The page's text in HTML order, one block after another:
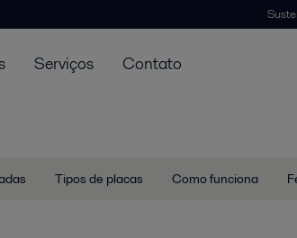
Serviços Contato
Tipos de placas Como funciona